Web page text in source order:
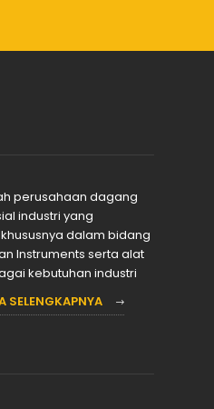
perusahaan dagang
industri yang
dalam bidang
Instruments serta alat
kebutuhan industri
SELENGKAPNYA